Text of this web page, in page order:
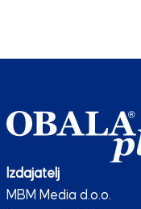
Izdajatelj
MBM Media d.o.o.